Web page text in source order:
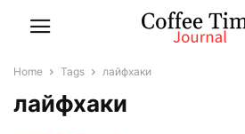
Home Tags лайфхаки
лайфхаки